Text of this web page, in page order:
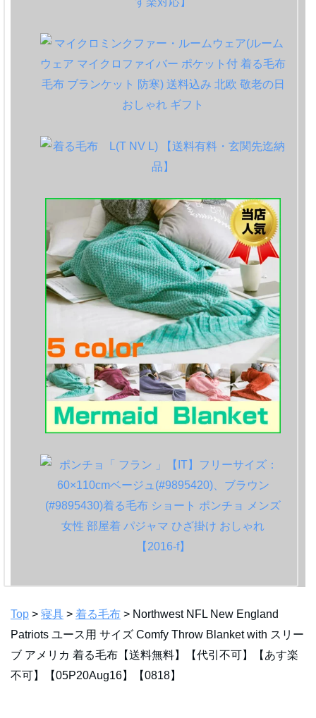
Top > 寝具 > 着る毛布 > Northwest NFL New England
Patriots ユース用 サイズ Comfy Throw Blanket with スリー
ブ アメリカ 着る毛布【送料無料】【代引不可】【あす楽
不可】【05P20Aug16】【0818】